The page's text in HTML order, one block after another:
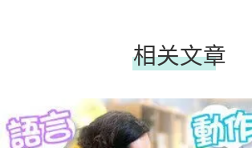
相关文章